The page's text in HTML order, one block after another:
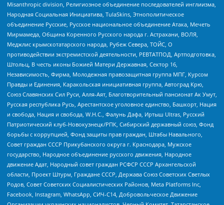
Misanthropic division, Религиозное объединение последователей инглиизма,
Народная Социальная Инициатива, TulaSkins, Этнополитическое
объединение Русские, Русское национальное объединение Атака, Мечеть
Мирмамеда, Община Коренного Русского народа г. Астрахани, ВОЛЯ,
Меджлис крымскотатарского народа, Рубеж Севера, ТОЙС, О
противодействии экстремистской деятельности, РЕВТАТПОД, Артподготовка,
Штольц, В честь иконы Божией Матери Державная, Сектор 16,
Независимость, Фирма, Молодежная правозащитная группа МПГ, Курсом
Правды и Единения, Каракольская инициативная группа, Автоград Крю,
Союз Славянских Сил Руси, Алля-Аят, Благотворительный пансионат Ак Умут,
Русская республика Русь, Арестантское уголовное единство, Башкорт, Нация
и свобода, Нация и свобода, W.H.С., Фалунь Дафа, Иртыш Ultras, Русский
Патриотический клуб-Новокузнецк/РПК, Сибирский державный союз, Фонд
борьбы с коррупцией, Фонд защиты прав граждан, Штабы Навального,
Совет граждан СССР Прикубанского округа г. Краснодара, Мужское
государство, Народное объединение русского движения, Народное
движение Адат, Народный совет граждан РСФСР СССР Архангельской
области, Проект Штурм, Граждане СССР, Держава Союз Советских Светлых
Родов, Совет Советских Социалистических Районов, Meta Platforms Inc,
Facebook, Instagram, WhatsApp, СИЧ-С14, Добровольческое Движение